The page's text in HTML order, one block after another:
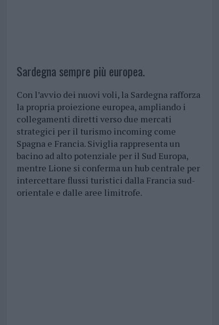
Sardegna sempre più europea.
Con l’avvio dei nuovi voli, la Sardegna rafforza
la propria proiezione europea, ampliando i
collegamenti diretti verso due mercati
strategici per il turismo incoming come
Spagna e Francia. Siviglia rappresenta un
bacino ad alto potenziale per il Sud Europa,
mentre Lione si conferma un hub centrale per
intercettare flussi turistici dalla Francia sud-
orientale e dalle aree limitrofe.